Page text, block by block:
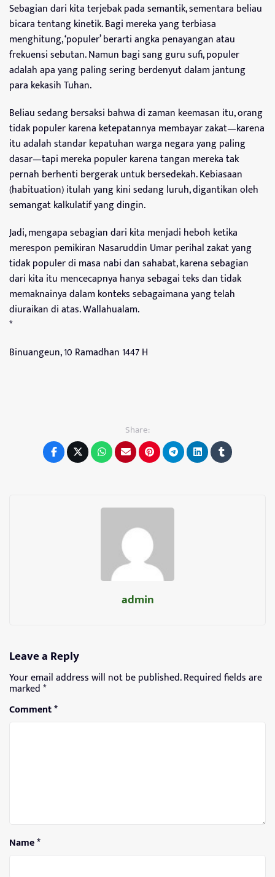
Sebagian dari kita terjebak pada semantik, sementara beliau
bicara tentang kinetik. Bagi mereka yang terbiasa
menghitung, ‘populer’ berarti angka penayangan atau
frekuensi sebutan. Namun bagi sang guru sufi, populer
adalah apa yang paling sering berdenyut dalam jantung
para kekasih Tuhan.
Beliau sedang bersaksi bahwa di zaman keemasan itu, orang
tidak populer karena ketepatannya membayar zakat—karena
itu adalah standar kepatuhan warga negara yang paling
dasar—tapi mereka populer karena tangan mereka tak
pernah berhenti bergerak untuk bersedekah. Kebiasaan
(habituation) itulah yang kini sedang luruh, digantikan oleh
semangat kalkulatif yang dingin.
Jadi, mengapa sebagian dari kita menjadi heboh ketika
merespon pemikiran Nasaruddin Umar perihal zakat yang
tidak populer di masa nabi dan sahabat, karena sebagian
dari kita itu mencecapnya hanya sebagai teks dan tidak
memaknainya dalam konteks sebagaimana yang telah
diuraikan di atas. Wallahualam.
*
Binuangeun, 10 Ramadhan 1447 H
Share:
admin
Leave a Reply
Your email address will not be published.Required fields are
marked*
Comment*
Name*